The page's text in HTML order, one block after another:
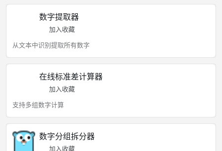
数字提取器
加入收藏
从文本中识别提取所有数字
在线标准差计算器
加入收藏
支持多组数字计算
数字分组拆分器
加入收藏